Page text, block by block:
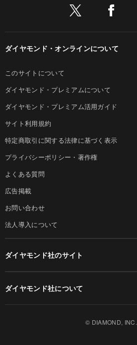
ダイヤモンド・オンラインについて
このサイトについて
ダイヤモンド・プレミアムについて
ダイヤモンド・プレミアム活用ガイド
サイト利用規約
特定商取引に関する法律に基づく表示
プライバシーポリシー・著作権
よくある質問
広告掲載
お問い合わせ
法人導入について
ダイヤモンド社のサイト
ダイヤモンド社について
© DIAMOND, INC.